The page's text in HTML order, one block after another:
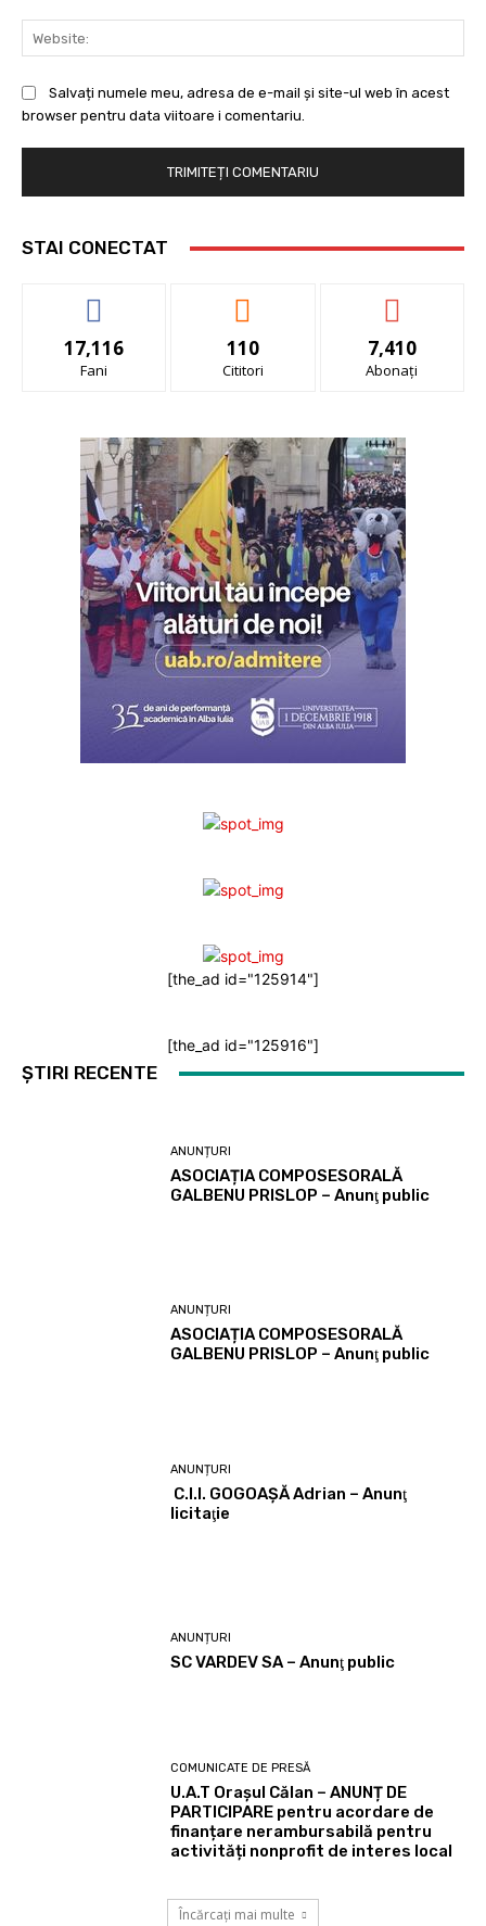
Salvați numele meu, adresa de e-mail și site-ul web în acest
browser pentru data viitoare i comentariu.
STAI CONECTAT
17,116
Fani
110
Cititori
7,410
Abonați
[the_ad id="125914"]
[the_ad id="125916"]
ȘTIRI RECENTE
ANUNȚURI
ASOCIAȚIA COMPOSESORALĂ
GALBENU PRISLOP – Anunţ public
ANUNȚURI
ASOCIAȚIA COMPOSESORALĂ
GALBENU PRISLOP – Anunţ public
ANUNȚURI
C.I.I. GOGOAŞĂ Adrian – Anunţ
licitaţie
ANUNȚURI
SC VARDEV SA – Anunţ public
COMUNICATE DE PRESĂ
U.A.T Orașul Călan – ANUNȚ DE
PARTICIPARE pentru acordare de
finanțare nerambursabilă pentru
activități nonprofit de interes local
Încărcați mai multe